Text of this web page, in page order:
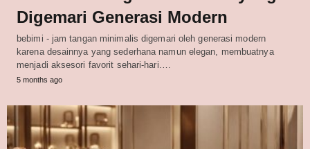
Digemari Generasi Modern
bebimi - jam tangan minimalis digemari oleh generasi modern
karena desainnya yang sederhana namun elegan, membuatnya
menjadi aksesori favorit sehari-hari.…
5 months ago